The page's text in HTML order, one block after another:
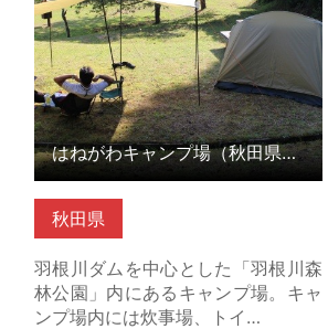
秋田県
羽根川ダムを中心とした「羽根川森
林公園」内にあるキャンプ場。キャ
ンプ場内には炊事場、トイ…
はねがわキャンプ場（秋田県三種町）